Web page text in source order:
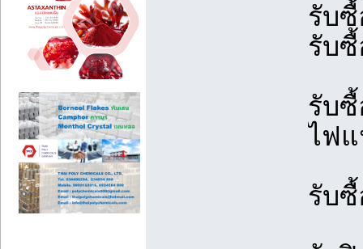
รับ
รับ
รับ
ไฟ
รับ